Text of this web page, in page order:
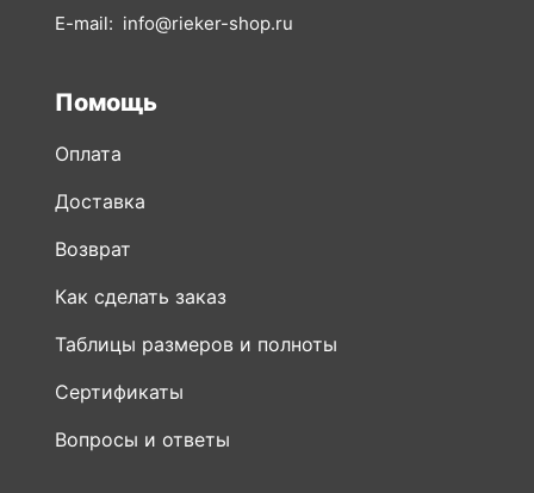
Доставка
Возврат
Как сделать заказ
Таблицы размеров и полноты
Сертификаты
Вопросы и ответы